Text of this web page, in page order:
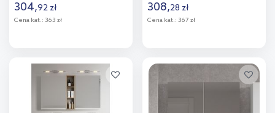
304,92 zł
Cena kat.: 363 zł
Dodaj do
porównania
308,28 zł
Cena kat.: 367 zł